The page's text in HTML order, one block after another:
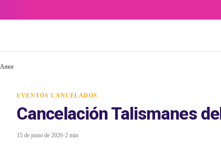
Amor
EVENTOS CANCELADOS
Cancelación Talismanes
15 de junio de 2026·2 min